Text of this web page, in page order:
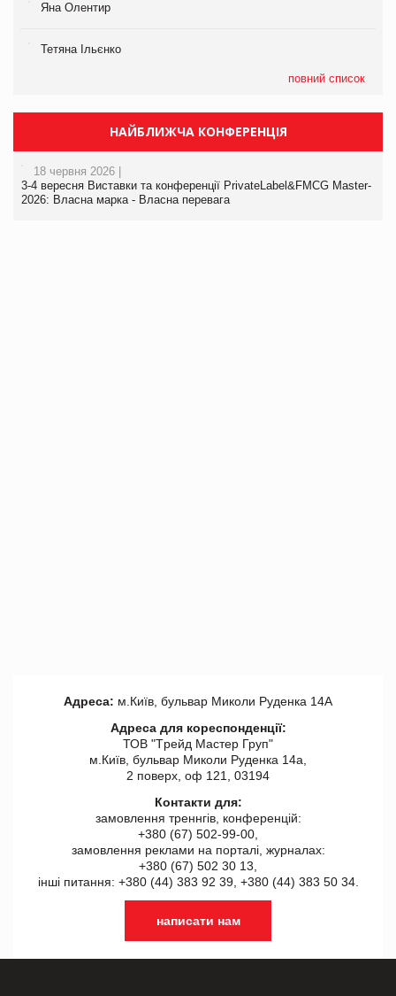
Яна Олентир
Тетяна Ільєнко
повний список
НАЙБЛИЖЧА КОНФЕРЕНЦІЯ
18 червня 2026 |
3-4 вересня Виставки та конференції PrivateLabel&FMCG Master-
2026: Власна марка - Власна перевага
Адреса: м.Київ, бульвар Миколи Руденка 14А
Адреса для кореспонденції:
ТОВ "Tрейд Мастер Груп"
м.Київ, бульвар Миколи Руденка 14а,
2 поверх, оф 121, 03194
Контакти для:
замовлення треннгів, конференцій:
+380 (67) 502-99-00,
замовлення реклами на порталі, журналах:
+380 (67) 502 30 13,
інші питання: +380 (44) 383 92 39, +380 (44) 383 50 34.
написати нам